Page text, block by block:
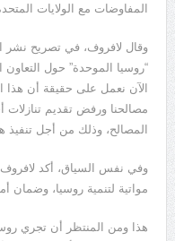
المفاوضات مع الولايات
وقال لافروف، في تصريح نشر
“روسيا الموحدة” حول
الآن نعمل على حقيقة أن هذا
مصالحنا ورفض تقديم تنازلات
المصالح، وذلك من أجل تنفيذ
وفي نفس السياق، أكد
مواتية لتنمية روسيا، وضمان